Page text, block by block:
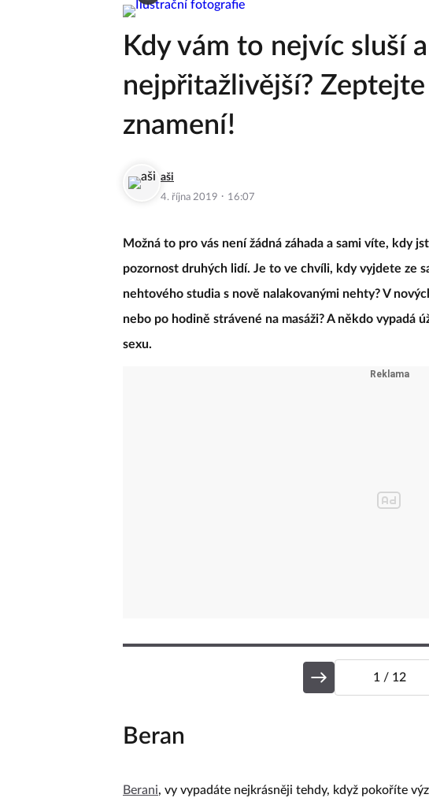
Kdy vám to nejvíc sluší
nejpřitažlivější? Zeptejte
znamení!
aši
4. října 2019 · 16:07
Možná to pro vás není žádná záhada a sami víte, kdy
pozornost druhých lidí. Je to ve chvíli, kdy vyjdete ze
nehtového studia s nově nalakovanými nehty? V
nebo po hodině strávené na masáži? A někdo vypadá
sexu.
1 / 12
Beran
Berani, vy vypadáte nejkrásněji tehdy, když pokoříte